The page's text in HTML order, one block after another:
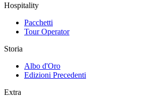
Hospitality
Pacchetti
Tour Operator
Storia
Albo d'Oro
Edizioni Precedenti
Extra